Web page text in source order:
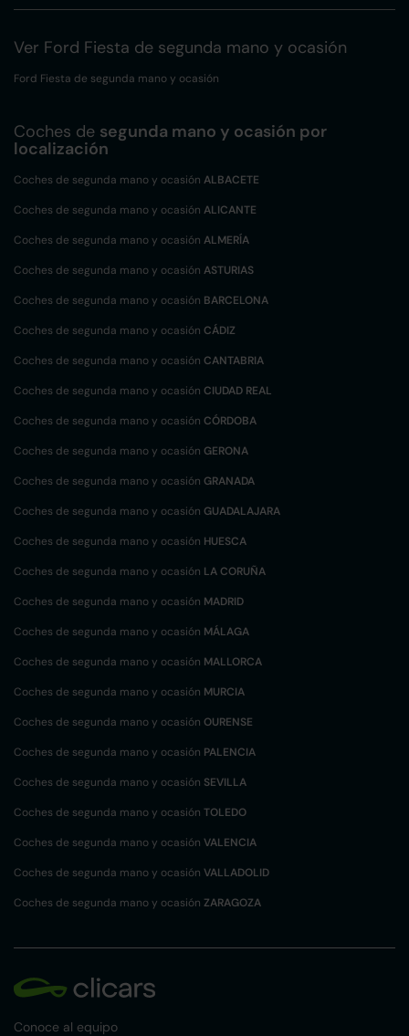
Ver Ford Fiesta de segunda mano y ocasión
Ford Fiesta de segunda mano y ocasión
Coches de segunda mano y ocasión por
localización
Coches de segunda mano y ocasión ALBACETE
Coches de segunda mano y ocasión ALICANTE
Coches de segunda mano y ocasión ALMERÍA
Coches de segunda mano y ocasión ASTURIAS
Coches de segunda mano y ocasión BARCELONA
Coches de segunda mano y ocasión CÁDIZ
Coches de segunda mano y ocasión CANTABRIA
Coches de segunda mano y ocasión CIUDAD REAL
Coches de segunda mano y ocasión CÓRDOBA
Coches de segunda mano y ocasión GERONA
Coches de segunda mano y ocasión GRANADA
Coches de segunda mano y ocasión GUADALAJARA
Coches de segunda mano y ocasión HUESCA
Coches de segunda mano y ocasión LA CORUÑA
Coches de segunda mano y ocasión MADRID
Coches de segunda mano y ocasión MÁLAGA
Coches de segunda mano y ocasión MALLORCA
Coches de segunda mano y ocasión MURCIA
Coches de segunda mano y ocasión OURENSE
Coches de segunda mano y ocasión PALENCIA
Coches de segunda mano y ocasión SEVILLA
Coches de segunda mano y ocasión TOLEDO
Coches de segunda mano y ocasión VALENCIA
Coches de segunda mano y ocasión VALLADOLID
Coches de segunda mano y ocasión ZARAGOZA
Conoce al equipo